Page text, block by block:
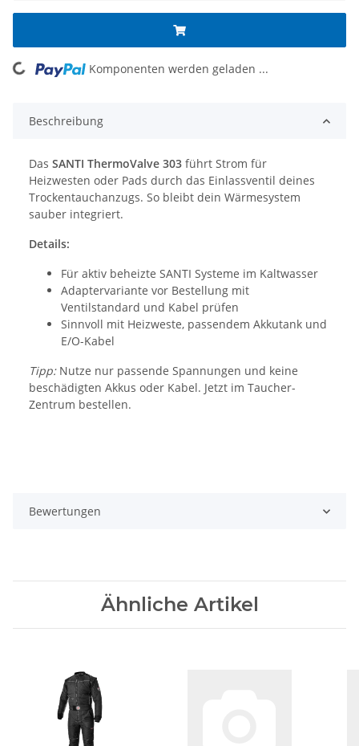
Loading... Komponenten werden geladen ...
Beschreibung
Das SANTI ThermoValve 303 führt Strom für
Heizwesten oder Pads durch das Einlassventil deines
Trockentauchanzugs. So bleibt dein Wärmesystem
sauber integriert.
Details:
Für aktiv beheizte SANTI Systeme im Kaltwasser
Adaptervariante vor Bestellung mit
Ventilstandard und Kabel prüfen
Sinnvoll mit Heizweste, passendem Akkutank und
E/O-Kabel
Tipp:Nutze nur passende Spannungen und keine
beschädigten Akkus oder Kabel. Jetzt im Taucher-
Zentrum bestellen.
Bewertungen
Ähnliche Artikel